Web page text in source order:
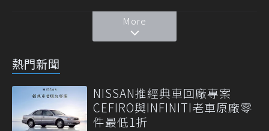
More
熱門新聞
NISSAN推經典車回廠專案
CEFIRO與INFINITI老車原廠零
件最低1折